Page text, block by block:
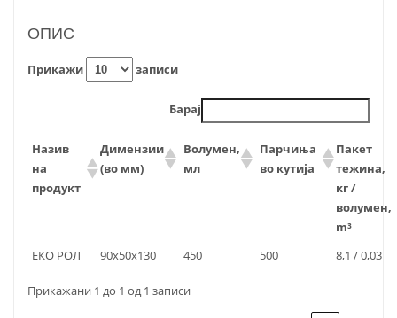
ОПИС
Прикажи записи
Барај
Назив
на
продукт
Димензии
(во мм)
Волумен,
мл
Парчиња
во кутија
Пакет
тежина,
кг /
волумен,
m³
ЕКО РОЛ
90x50x130 450 500 8,1 / 0,03
Прикажани 1 до 1 од 1 записи